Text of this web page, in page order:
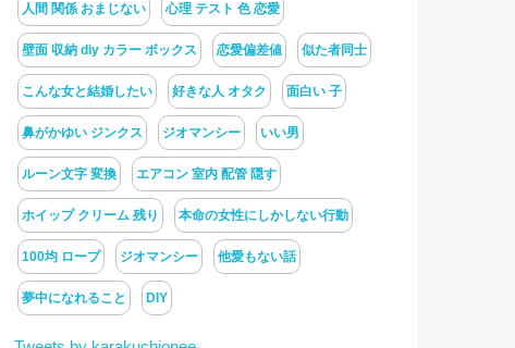
人間 関係 おまじない 心理 テスト 色 恋愛
壁面 収納 diy カラー ボックス 恋愛偏差値 似た者同士
こんな女と結婚したい 好きな人 オタク 面白い 子
鼻がかゆい ジンクス ジオマンシー いい男
ルーン文字 変換 エアコン 室内 配管 隠す
ホイップ クリーム 残り 本命の女性にしかしない行動
100均 ロープ ジオマンシー 他愛もない話
夢中になれること DIY